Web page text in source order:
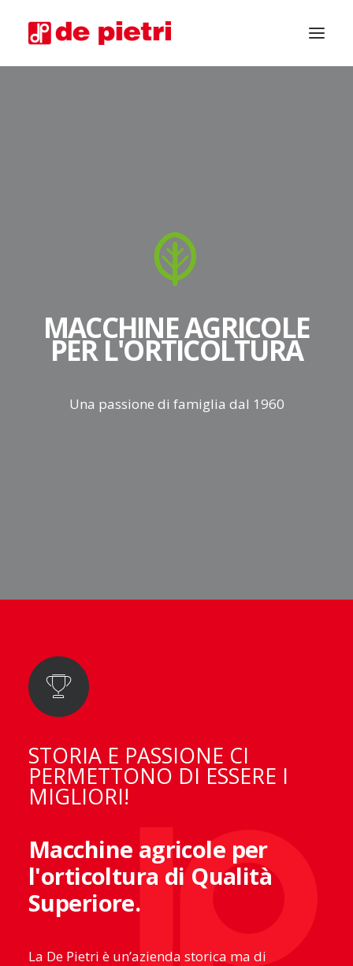
CHIEDI CONSULENZA
MACCHINE AGRICOLE
PER L'ORTICOLTURA
Una passione di famiglia dal 1960
STORIA E PASSIONE CI
PERMETTONO DI ESSERE I
MIGLIORI!
Macchine agricole per
l'orticoltura di Qualità
Superiore.
La De Pietri è un’azienda storica ma di